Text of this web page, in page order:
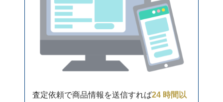
査定依頼で商品情報を送信すれば24 時間以